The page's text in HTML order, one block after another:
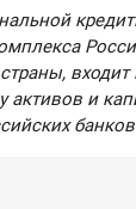
активов и